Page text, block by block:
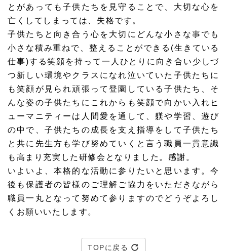
とがあっても子供たちを見守ることで、大切な心を
亡くしてしまっては、失格です。
子供たちと向き合う心を大切にどんな小さな事でも
小さな積み重ねで、整えることができる(生きている
仕事)する笑顔を持って一人ひとりに向き合い少しづ
つ新しい環境やクラスになれ泣いていた子供たちに
も笑顔が見られ頑張って登園している子供たち、そ
んな姿の子供たちにこれからも笑顔で向かい入れヒ
ューマニティーは人間愛を通して、躾や学習、遊び
の中で、子供たちの成長を支え指導をして子供たち
と共に先生方も学び努めていくと言う職員一貫意識
も高まり充実した研修会となりました。感謝。
いよいよ、本格的な活動に参りたいと思います。今
後も保護者の皆様のご理解ご協力をいただきながら
職員一丸となって努めて参りますのでどうぞよろし
くお願いいたします。
TOPに戻る